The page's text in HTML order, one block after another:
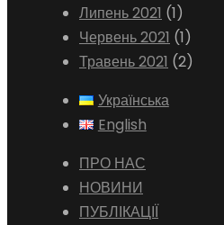
Липень 2021 (1)
Червень 2021 (1)
Травень 2021 (2)
Українська
English
ПРО НАС
НОВИНИ
ПУБЛІКАЦІЇ